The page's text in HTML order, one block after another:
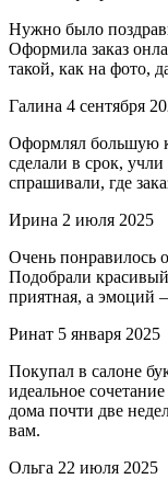
Нужно было
Оформила заказ
такой, как на фото,
Галина 4 сентября
Оформлял большую
сделали в срок,
спрашивали, где
Ирина 2 июля 2025
Очень понравилось
Подобрали
приятная, а эмоций
Ринат 5 января 2025
Покупал в салоне
идеальное
дома почти две
вам.
Ольга 22 июля 2025